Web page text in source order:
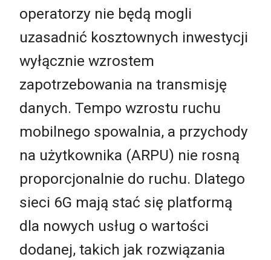
operatorzy nie będą mogli
uzasadnić kosztownych inwestycji
wyłącznie wzrostem
zapotrzebowania na transmisję
danych. Tempo wzrostu ruchu
mobilnego spowalnia, a przychody
na użytkownika (ARPU) nie rosną
proporcjonalnie do ruchu. Dlatego
sieci 6G mają stać się platformą
dla nowych usług o wartości
dodanej, takich jak rozwiązania